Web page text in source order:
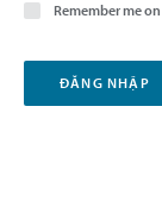
Remember me